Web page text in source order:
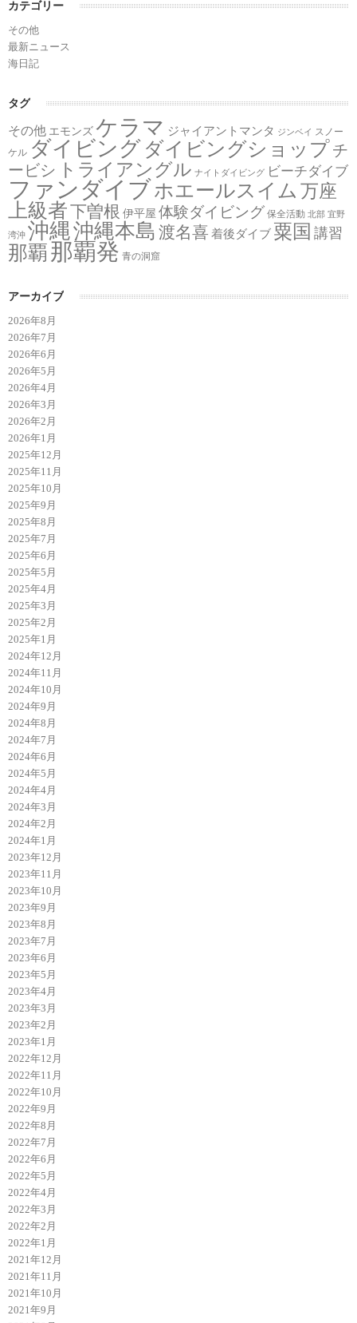
カテゴリー
その他
最新ニュース
海日記
タグ
その他 エモンズ ケラマ ジャイアントマンタ ジンベイ スノー
ケル ダイビング ダイビングショップチ
ービシ
トライアングル ナイトダイビング ビーチダイブ
ファンダイブホエールスイム 万座
上級者下曽根 伊平屋 体験ダイビング 保全活動 北部 宜野
湾沖 沖縄沖縄本島 渡名喜 着後ダイブ 粟国 講習
那覇 那覇発 青の洞窟
アーカイブ
2026年8月
2026年7月
2026年6月
2026年5月
2026年4月
2026年3月
2026年2月
2026年1月
2025年12月
2025年11月
2025年10月
2025年9月
2025年8月
2025年7月
2025年6月
2025年5月
2025年4月
2025年3月
2025年2月
2025年1月
2024年12月
2024年11月
2024年10月
2024年9月
2024年8月
2024年7月
2024年6月
2024年5月
2024年4月
2024年3月
2024年2月
2024年1月
2023年12月
2023年11月
2023年10月
2023年9月
2023年8月
2023年7月
2023年6月
2023年5月
2023年4月
2023年3月
2023年2月
2023年1月
2022年12月
2022年11月
2022年10月
2022年9月
2022年8月
2022年7月
2022年6月
2022年5月
2022年4月
2022年3月
2022年2月
2022年1月
2021年12月
2021年11月
2021年10月
2021年9月